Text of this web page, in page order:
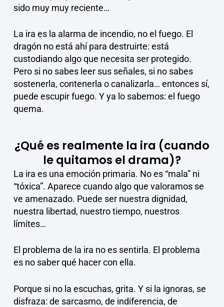
sido muy muy reciente…
La ira es la alarma de incendio, no el fuego. El
dragón no está ahí para destruirte: está
custodiando algo que necesita ser protegido.
Pero si no sabes leer sus señales, si no sabes
sostenerla, contenerla o canalizarla… entonces sí,
puede escupir fuego. Y ya lo sabemos: el fuego
quema.
¿Qué es realmente la ira (cuando
le quitamos el drama)?
La ira es una emoción primaria. No es “mala” ni
“tóxica”. Aparece cuando algo que valoramos se
ve amenazado. Puede ser nuestra dignidad,
nuestra libertad, nuestro tiempo, nuestros
límites…
El problema de la ira no es sentirla. El problema
es no saber qué hacer con ella.
Porque si no la escuchas, grita. Y si la ignoras, se
disfraza: de sarcasmo, de indiferencia, de